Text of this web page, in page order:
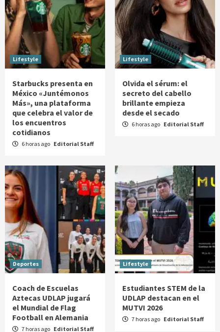
Lifestyle
Starbucks presenta en
México «Juntémonos
Más», una plataforma
que celebra el valor de
los encuentros
cotidianos
6 horas ago Editorial Staff
Lifestyle
Olvida el sérum: el
secreto del cabello
brillante empieza
desde el secado
6 horas ago Editorial Staff
Deportes
Coach de Escuelas
Aztecas UDLAP jugará
el Mundial de Flag
Football en Alemania
7 horas ago Editorial Staff
Lifestyle
Estudiantes STEM de la
UDLAP destacan en el
MUTVI 2026
7 horas ago Editorial Staff